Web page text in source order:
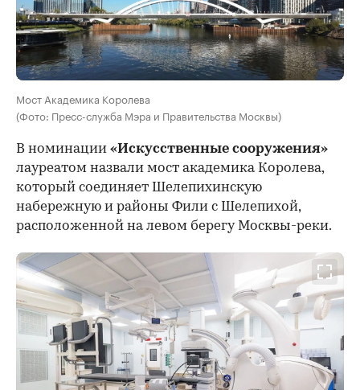
Мост Академика Королева
(Фото: Пресс-служба Мэра и Правительства Москвы)
В номинации «Искусственные сооружения»
лауреатом назвали мост академика Королева,
который соединяет Шелепихинскую
набережную и районы Фили с Шелепихой,
расположенной на левом берегу Москвы-реки.